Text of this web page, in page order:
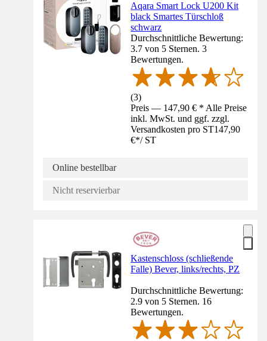
Aqara Smart Lock U200 Kit
black Smartes Türschloß
schwarz
Durchschnittliche Bewertung:
3.7 von 5 Sternen. 3
Bewertungen.
(3)
Preis — 147,90 € * Alle Preise
inkl. MwSt. und ggf. zzgl.
Versandkosten pro ST147,90
€*/ ST
Online bestellbar
Nicht reservierbar
Kastenschloss (schließende
Falle) Bever, links/rechts, PZ
Durchschnittliche Bewertung:
2.9 von 5 Sternen. 16
Bewertungen.